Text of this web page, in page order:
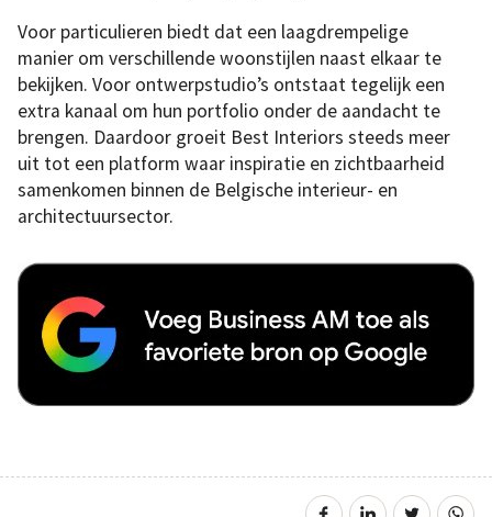
Voor particulieren biedt dat een laagdrempelige
manier om verschillende woonstijlen naast elkaar te
bekijken. Voor ontwerpstudio’s ontstaat tegelijk een
extra kanaal om hun portfolio onder de aandacht te
brengen. Daardoor groeit Best Interiors steeds meer
uit tot een platform waar inspiratie en zichtbaarheid
samenkomen binnen de Belgische interieur- en
architectuursector.